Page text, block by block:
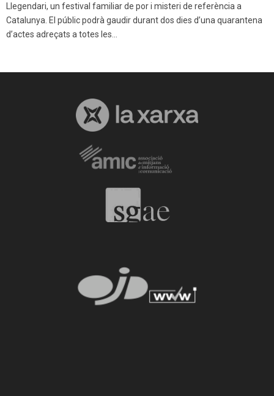
Llegendari, un festival familiar de por i misteri de referència a
Catalunya. El públic podrà gaudir durant dos dies d’una quarantena
d’actes adreçats a totes les...